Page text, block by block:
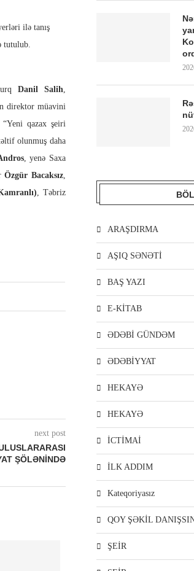
ilə tanış
tutulub.
Danil Salih,
direktor müavini
“Yeni qazax şeiri
olunmuş daha
, yenə Saxa
Özgür Bacaksız,
, Təbriz
next post
ŞÖLƏNİNDƏ
ARAŞDIRMA
AŞIQ SƏNƏTİ
BAŞ YAZI
E-KİTAB
ƏDƏBİ GÜNDƏM
ƏDƏBİYYAT
HEKAYƏ
HEKAYƏ
İCTİMAİ
İLK ADDIM
Kateqoriyasız
QOY ŞƏKİL
ŞEİR